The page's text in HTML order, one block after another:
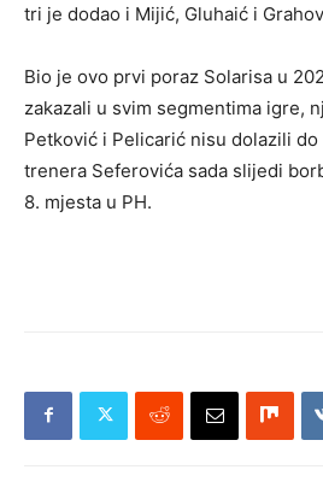
tri je dodao i Mijić, Gluhaić i
Bio je ovo prvi poraz Solarisa u
zakazali u svim segmentima igre,
Petković i Pelicarić nisu dolazili do
trenera Seferovića sada slijedi
8. mjesta u PH.